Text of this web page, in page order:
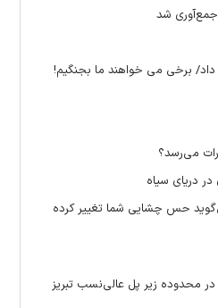
برخی می خواهند ما بجنگیم!
می‌رسد؟
دریای سیاه
حس چشایی شما تغییر کرده
محدوده زیر پل عالی‌نسب تبریز